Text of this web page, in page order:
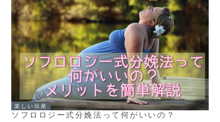
楽しい出産
ソフロロジー式分娩法って何がいいの？